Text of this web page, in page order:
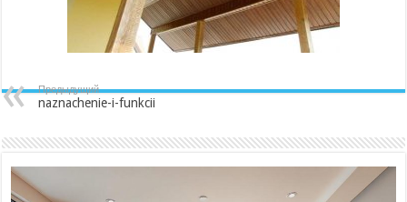
Предыдущий
naznachenie-i-funkcii